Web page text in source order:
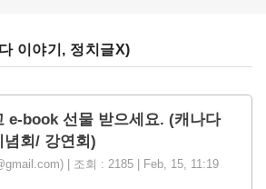
이야기, 정치글X)
e-book 선물 받으세요. (캐나다
회/ 강연회)
| 조회 : 2185 | Feb, 15, 11:19